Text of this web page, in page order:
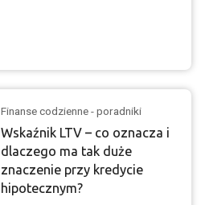
Finanse codzienne - poradniki
Wskaźnik LTV – co oznacza i
dlaczego ma tak duże
znaczenie przy kredycie
hipotecznym?